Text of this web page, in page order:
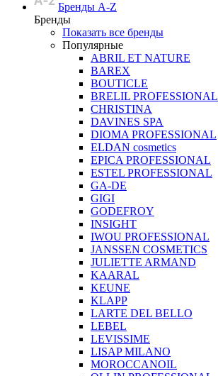
Бренды A-Z
Бренды
Показать все бренды
Популярные
ABRIL ET NATURE
BAREX
BOUTICLE
BRELIL PROFESSIONAL
CHRISTINA
DAVINES SPA
DIOMA PROFESSIONAL
ELDAN cosmetics
EPICA PROFESSIONAL
ESTEL PROFESSIONAL
GA-DE
GIGI
GODEFROY
INSIGHT
IWOU PROFESSIONAL
JANSSEN COSMETICS
JULIETTE ARMAND
KAARAL
KEUNE
KLAPP
LARTE DEL BELLO
LEBEL
LEVISSIME
LISAP MILANO
MOROCCANOIL